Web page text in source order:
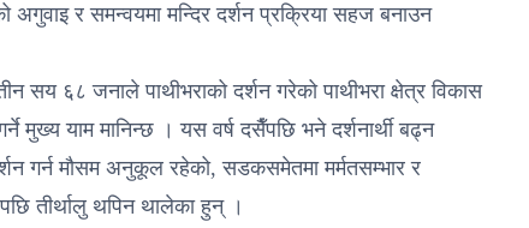
अगुवाइ र समन्वयमा मन्दिर दर्शन प्रक्रिया सहज बनाउन
सय ६८ जनाले पाथीभराको दर्शन गरेको पाथीभरा क्षेत्र विकास
मुख्य याम मानिन्छ । यस वर्ष दसैँपछि भने दर्शनार्थी बढ्न
गर्न मौसम अनुकूल रहेको, सडकसमेतमा मर्मतसम्भार र
तीर्थालु थपिन थालेका हुन् ।